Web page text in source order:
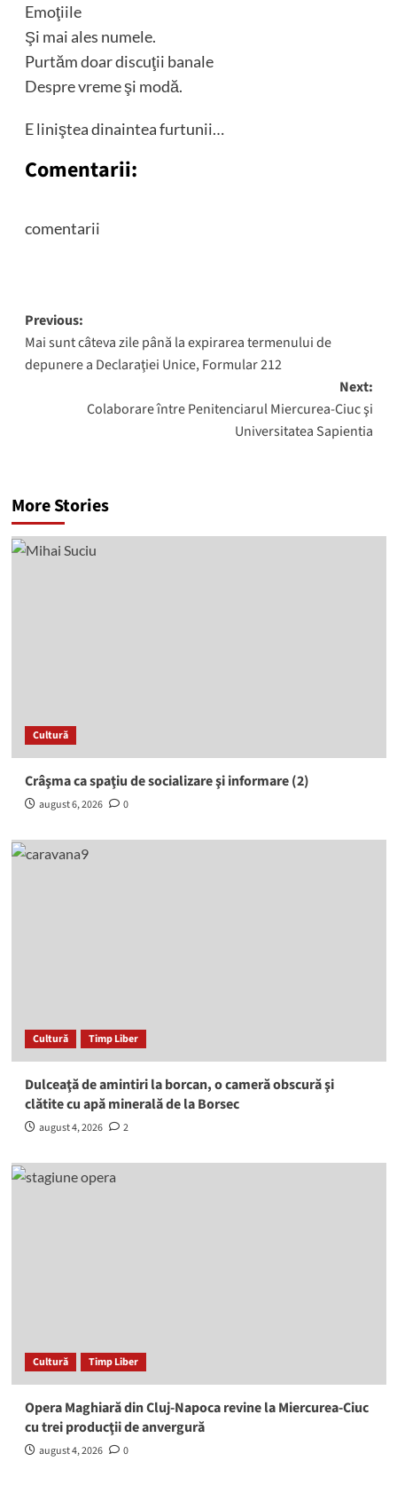
Emoţiile
Şi mai ales numele.
Purtăm doar discuţii banale
Despre vreme şi modă.
E liniştea dinaintea furtunii…
Comentarii:
comentarii
Post
navigation
Previous:
Mai sunt câteva zile până la expirarea termenului de
depunere a Declaraţiei Unice, Formular 212
Next:
Colaborare între Penitenciarul Miercurea-Ciuc şi
Universitatea Sapientia
More Stories
Cultură
Crâşma ca spaţiu de socializare şi informare (2)
august 6, 2026 0
Cultură Timp Liber
Dulceaţă de amintiri la borcan, o cameră obscură şi
clătite cu apă minerală de la Borsec
august 4, 2026 2
Cultură Timp Liber
Opera Maghiară din Cluj-Napoca revine la Miercurea-Ciuc
cu trei producţii de anvergură
august 4, 2026 0